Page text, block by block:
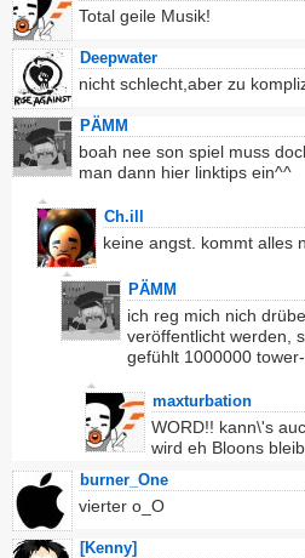
Total geile Musik!
Deepwater
nicht schlecht,aber zu
PÄMM
boah nee son spiel muss
man dann hier linktips ein^^
Ch.ill
keine angst. kommt alles
PÄMM
ich reg mich nich
veröffentlicht werden,
gefühlt 1000000
maxturbation
WORD!! kann\'s
wird eh Bloons
burner_One
vierter o_O
[Kenny]